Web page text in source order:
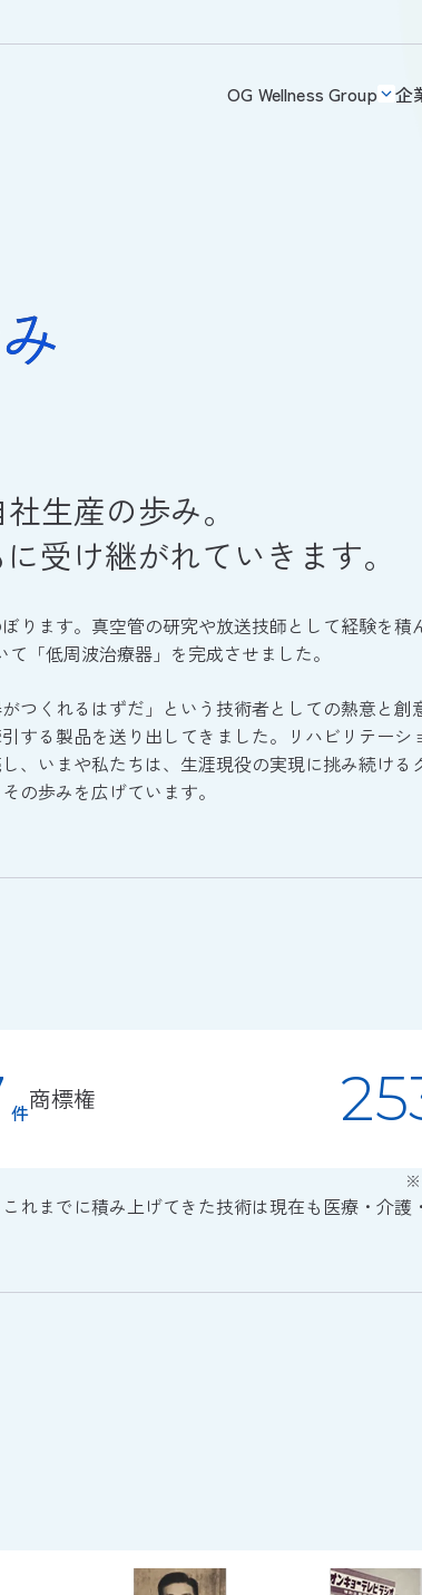
OG Wellness Group 企
生産の歩み。
受け継がれていきます。
ります。真空管の研究や放送技師として経験を積
「低周波治療器」を完成させました。
つくれるはずだ」という技術者としての熱意と創
する製品を送り出してきました。リハビリテーシ
、いまや私たちは、生涯現役の実現に挑み続ける
の歩みを広げています。
件商標権
※
れまでに積み上げてきた技術は現在も医療・介護